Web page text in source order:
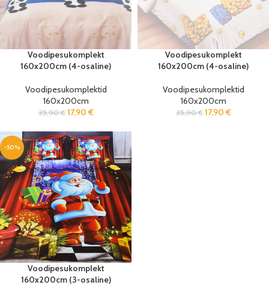
Voodipesukomplekt
160x200cm (4-osaline)
Voodipesukomplektid
160x200cm
35,90€ 17,90 €
Voodipesukomplekt
160x200cm (4-osaline)
Voodipesukomplektid
160x200cm
35,90€ 17,90 €
-50%
Voodipesukomplekt
160x200cm (3-osaline)